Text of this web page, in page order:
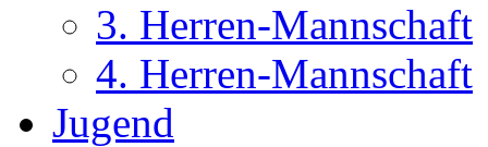
3. Herren-Mannschaft
4. Herren-Mannschaft
Jugend